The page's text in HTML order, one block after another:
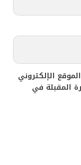
الإلكتروني
المقبلة في